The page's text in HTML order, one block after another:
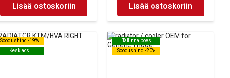
Lisää ostoskoriin Lisää ostoskoriin
Soodushind -19%
Kesklaos
Soodushind -19%
Kesklaos
Tallinna poes
Soodushind -20%
Tallinna poes
Soodushind -20%